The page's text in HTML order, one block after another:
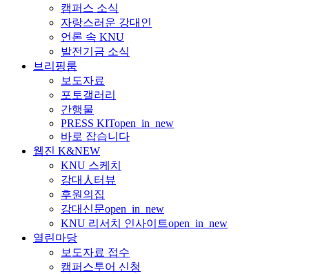
캠퍼스 소식
자랑스러운 강대인
언론 속 KNU
발전기금 소식
브리핑룸
보도자료
포토갤러리
간행물
PRESS KITopen_in_new
바로 잡습니다
웹진 K&NEW
KNU 스케치
강대人터뷰
후원의집
강대신문open_in_new
KNU 리서치 인사이트open_in_new
열린마당
보도자료 접수
캠퍼스투어 신청